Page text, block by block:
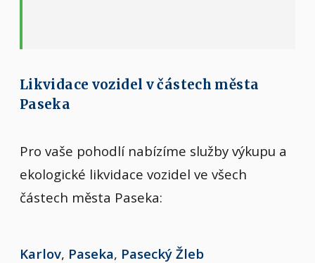
Likvidace vozidel v částech města
Paseka
Pro vaše pohodlí nabízíme služby výkupu a
ekologické likvidace vozidel ve všech
částech města Paseka:
Karlov, Paseka, Pasecký Žleb